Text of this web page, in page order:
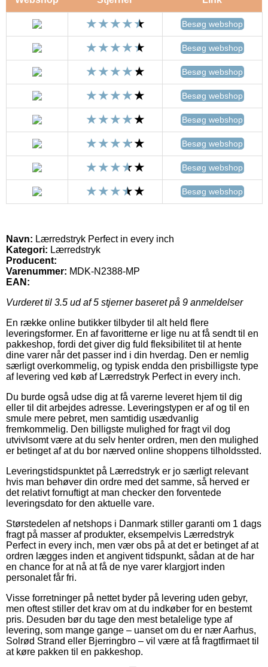
Besøg webshop
Besøg webshop
Besøg webshop
Besøg webshop
Besøg webshop
Besøg webshop
Besøg webshop
Besøg webshop
Navn: Lærredstryk Perfect in every inch
Kategori: Lærredstryk
Producent:
Varenummer: MDK-N2388-MP
EAN:
Vurderet til 3.5 ud af 5 stjerner baseret på 9 anmeldelser
En række online butikker tilbyder til alt held flere
leveringsformer. En af favoritterne er lige nu at få sendt til en
pakkeshop, fordi det giver dig fuld fleksibilitet til at hente
dine varer når det passer ind i din hverdag. Den er nemlig
særligt overkommelig, og typisk endda den prisbilligste type
af levering ved køb af Lærredstryk Perfect in every inch.
Du burde også udse dig at få varerne leveret hjem til dig
eller til dit arbejdes adresse. Leveringstypen er af og til en
smule mere pebret, men samtidig usædvanlig
fremkommelig. Den billigste mulighed for fragt vil dog
utvivlsomt være at du selv henter ordren, men den mulighed
er betinget af at du bor nærved online shoppens tilholdssted.
Leveringstidspunktet på Lærredstryk er jo særligt relevant
hvis man behøver din ordre med det samme, så herved er
det relativt fornuftigt at man checker den forventede
leveringsdato for den aktuelle vare.
Størstedelen af netshops i Danmark stiller garanti om 1 dags
fragt på masser af produkter, eksempelvis Lærredstryk
Perfect in every inch, men vær obs på at det er betinget af at
ordren lægges inden et angivent tidspunkt, sådan at de har
en chance for at nå at få de nye varer klargjort inden
personalet får fri.
Visse forretninger på nettet byder på levering uden gebyr,
men oftest stiller det krav om at du indkøber for en bestemt
pris. Desuden bør du tage den mest betalelige type af
levering, som mange gange – uanset om du er nær Aarhus,
Solrød Strand eller Bjerringbro – vil være at få fragtfirmaet til
at køre pakken til en pakkeshop.